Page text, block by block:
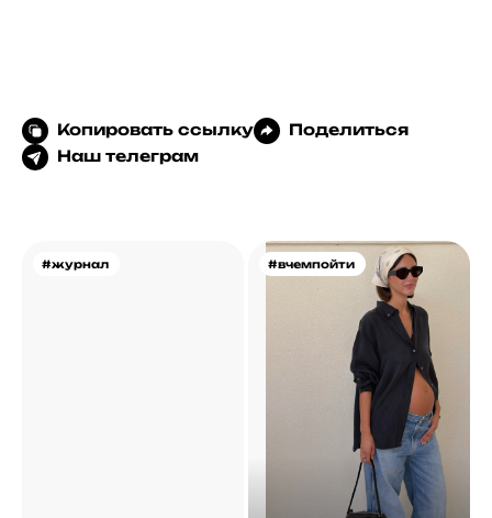
Копировать ссылку
Поделиться
Наш телеграм
#журнал #вчемпойти